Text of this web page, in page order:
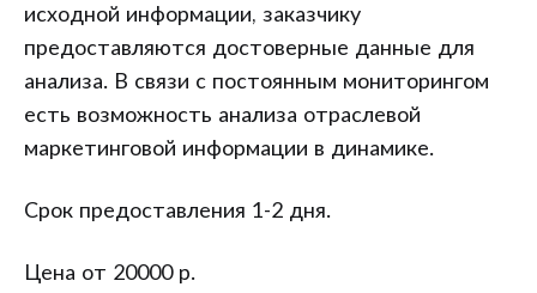
исходной информации, заказчику
предоставляются достоверные данные для
анализа. В связи с постоянным мониторингом
есть возможность анализа отраслевой
маркетинговой информации в динамике.
Срок предоставления 1-2 дня.
Цена от 20000 р.